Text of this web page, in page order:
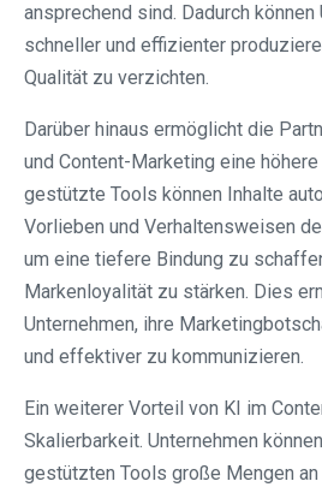
ansprechend sind. Dadurch können
schneller und effizienter
Qualität zu verzichten.
Darüber hinaus ermöglicht die
und Content-Marketing eine
gestützte Tools können Inhalte
Vorlieben und Verhaltensweisen
um eine tiefere Bindung zu
Markenloyalität zu stärken. Dies
Unternehmen, ihre
und effektiver zu kommunizieren.
Ein weiterer Vorteil von KI im
Skalierbarkeit. Unternehmen
gestützten Tools große Mengen